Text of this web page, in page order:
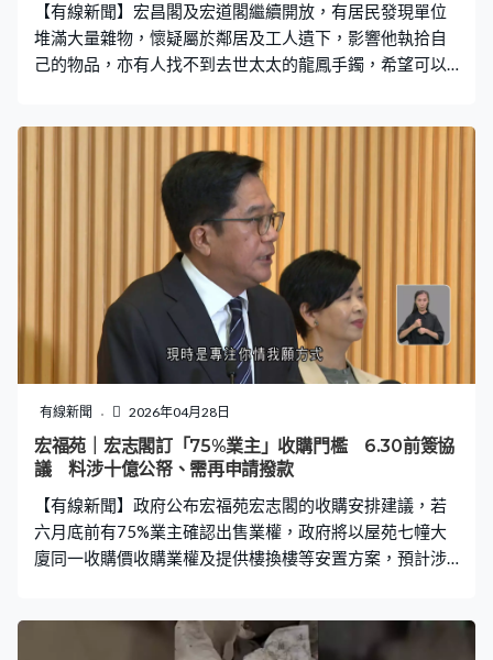
團結，需
【有線新聞】宏昌閣及宏道閣繼續開放，有居民發現單位
堆滿大量雜物，懷疑屬於鄰居及工人遺下，影響他執拾自
己的物品，亦有人找不到去世太太的龍鳳手鐲，希望可以
是屬於我的物品，有些寫著其他人的名字，相信是來自隔
壁單位，隔壁單位要尋找自己物品時，究竟知不知道自己
的物品在我的單位。我的單位內的物品雖然已經化為灰
燼，但因為這些物品覆蓋的緣故，已經找不到，現在我是
進入不到單位內的區域，例如客廳。」 曾在聽證會作供的
蘇曉峯父母在宏昌閣罹難，殉職消防員何偉豪當日接獲通
知救援父母，這日帶同鮮花回到父母單位，放上心意卡悼
念，感謝這個家為他們遮風擋雨幾十年，亦答謝父母養育
之恩。 有宏道閣住戶的太太在單位因吸入濃煙死亡，重返
單位希望取回太太生前的物品，但找不到與太太的龍鳳手
鐲，希望可以再次上樓。宏道閣住戶朱先生：「收拾都需
要時間，隨時都懷念，這輩子都不會忘記。與太太在這裏
會。」 星期三開始宏泰閣及宏建閣居民上樓，其中宏
有線新聞 2026年04月28日
宏福苑｜宏志閣訂「75%業主」收購門檻 6.30前簽協
議 料涉十億公帑、需再申請撥款
【有線新聞】政府公布宏福苑宏志閣的收購安排建議，若
六月底前有75%業主確認出售業權，政府將以屋苑七幢大
廈同一收購價收購業權及提供樓換樓等安置方案，預計涉
表達希望政府收購，若6月30日前有超過四分三簽署確認